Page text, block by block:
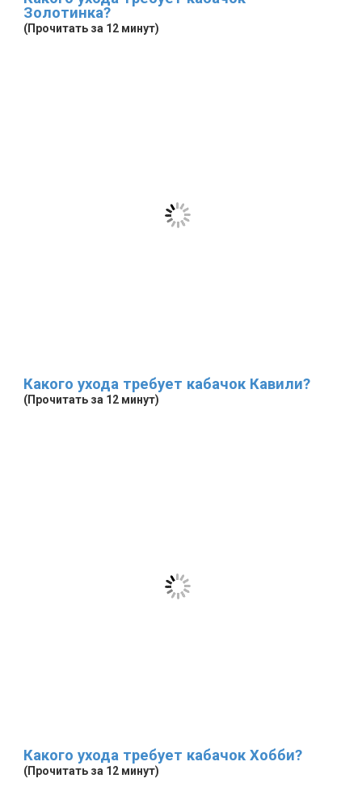
Золотинка?
(Прочитать за 12 минут)
Какого ухода требует кабачок Кавили?
(Прочитать за 12 минут)
Какого ухода требует кабачок Хобби?
(Прочитать за 12 минут)